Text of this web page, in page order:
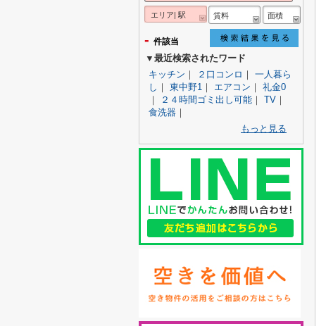
エリア| 駅 賃料 面積
- 件該当
▼最近検索されたワード
キッチン ｜ ２口コンロ ｜ 一人暮ら
し ｜ 東中野1 ｜ エアコン ｜ 礼金0
｜
２４時間ゴミ出し可能 ｜ TV ｜
食洗器 ｜
もっと見る